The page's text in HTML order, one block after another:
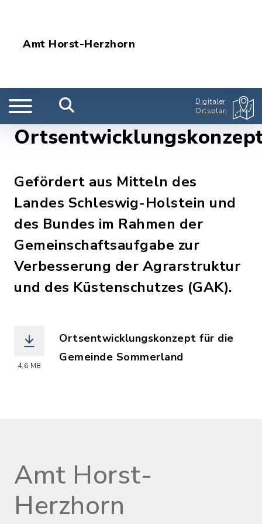
Amt Horst-Herzhorn
Digitaler
Ortsplan
Gefördert aus Mitteln des
Landes Schleswig-Holstein und
des Bundes im Rahmen der
Gemeinschaftsaufgabe zur
Verbesserung der Agrarstruktur
und des Küstenschutzes (GAK).
4,6 MB
Ortsentwicklungskonzept für die
Gemeinde Sommerland
Amt Horst-
Herzhorn